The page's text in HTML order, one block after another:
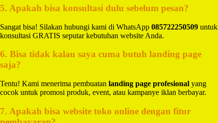
5. Apakah bisa konsultasi dulu sebelum pesan?
Sangat bisa! Silakan hubungi kami di WhatsApp 085722250509 untuk
konsultasi GRATIS seputar kebutuhan website Anda.
6. Bisa tidak kalau saya cuma butuh landing page
saja?
Tentu! Kami menerima pembuatan landing page profesional yang
cocok untuk promosi produk, event, atau kampanye iklan berbayar.
7. Apakah bisa website toko online dengan fitur